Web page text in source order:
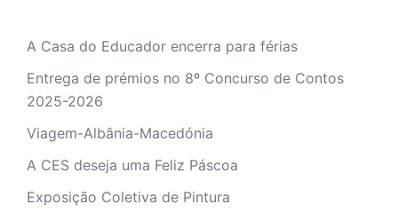
A Casa do Educador encerra para férias
Entrega de prémios no 8º Concurso de Contos
2025-2026
Viagem-Albânia-Macedónia
A CES deseja uma Feliz Páscoa
Exposição Coletiva de Pintura